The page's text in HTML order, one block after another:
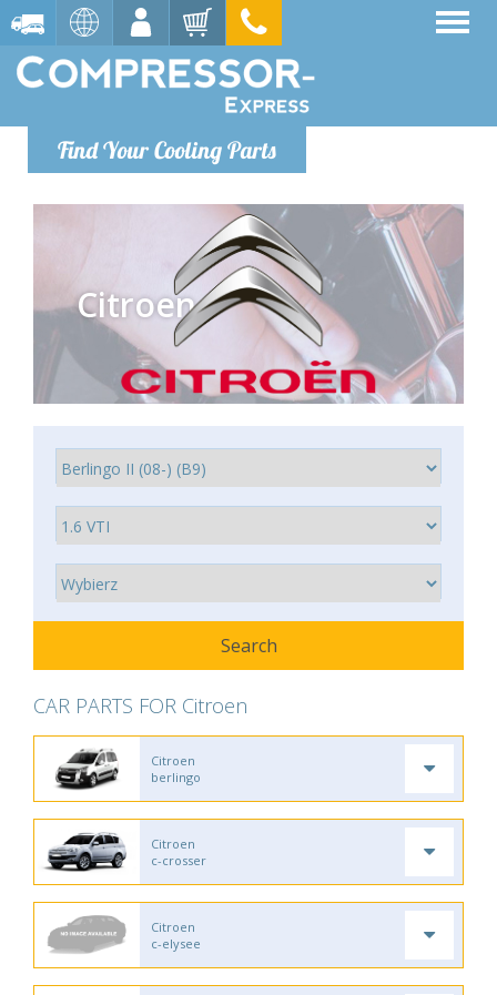
Find Your Cooling Parts
Citroen
CAR PARTS FOR Citroen
Citroen
berlingo
Citroen
c-crosser
Citroen
c-elysee